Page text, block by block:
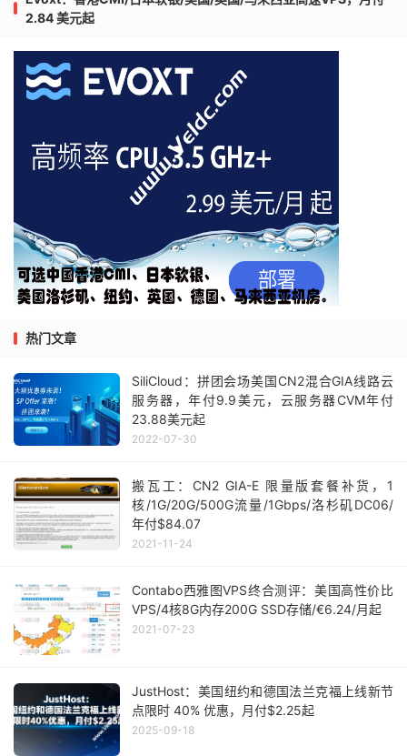
2.84 美元起
热门文章
SiliCloud：拼团会场美国CN2混合GIA线路云
服务器，年付9.9美元，云服务器CVM年付
23.88美元起
2022-07-30
搬瓦工：CN2 GIA-E 限量版套餐补货，1
核/1G/20G/500G流量/1Gbps/洛杉矶DC06/
年付$84.07
2021-11-24
Contabo西雅图VPS终合测评：美国高性价比
VPS/4核8G内存200G SSD存储/€6.24/月起
2021-07-23
JustHost：美国纽约和德国法兰克福上线新节
点限时 40% 优惠，月付$2.25起
2025-09-18